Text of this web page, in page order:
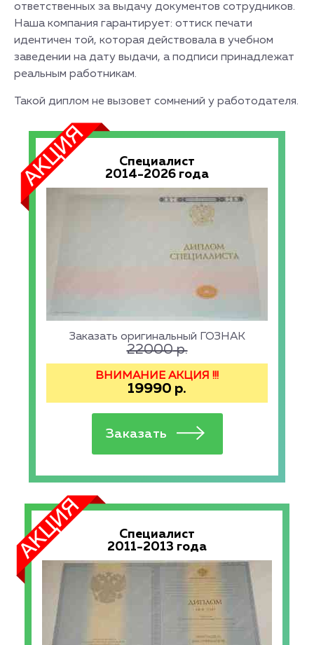
ответственных за выдачу документов сотрудников.
Наша компания гарантирует: оттиск печати
идентичен той, которая действовала в учебном
заведении на дату выдачи, а подписи принадлежат
реальным работникам.
Такой диплом не вызовет сомнений у работодателя.
Специалист
2014-2026 года
Заказать оригинальный ГОЗНАК
22000р.
ВНИМАНИЕ АКЦИЯ !!!
19990 р.
Специалист
2011-2013 года